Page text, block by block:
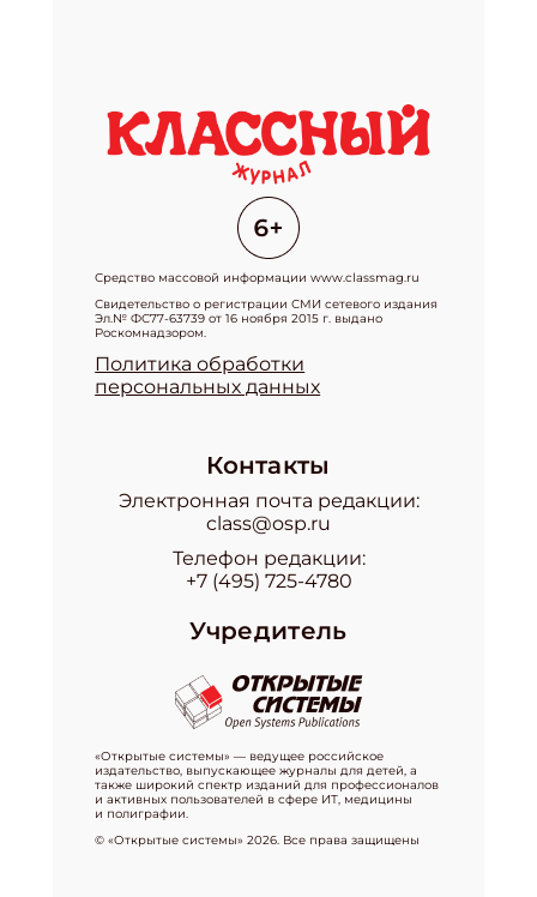
Средство массовой информации www.classmag.ru
Свидетельство о регистрации СМИ сетевого издания
Эл.№ ФС77-63739 от 16 ноября 2015 г. выдано
Роскомнадзором.
Политика обработки
персональных данных
Контакты
Электронная почта редакции:
class@osp.ru
Телефон редакции:
+7 (495) 725-4780
Учредитель
«Открытые системы» — ведущее российское
издательство, выпускающее журналы для детей, а
также широкий спектр изданий для профессионалов
и активных пользователей в сфере ИТ, медицины
и полиграфии.
© «Открытые системы» 2026. Все права защищены